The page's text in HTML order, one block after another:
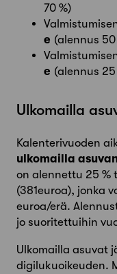
70 %)
e (alennus 50
e (alennus 25
Ulkomailla
Kalenterivuoden
ulkomailla
on alennettu 25 %
(381euroa), jonka
euroa/erä.
jo suoritettuihin
Ulkomailla asuvat
digilukuoikeuden.